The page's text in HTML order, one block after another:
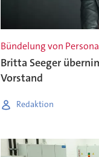
Bündelung von
Britta Seeger
Vorstand
Redaktion